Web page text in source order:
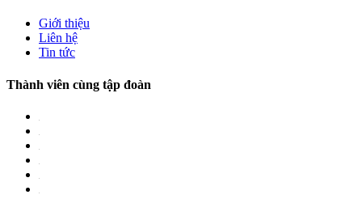
Giới thiệu
Liên hệ
Tin tức
Thành viên cùng tập đoàn